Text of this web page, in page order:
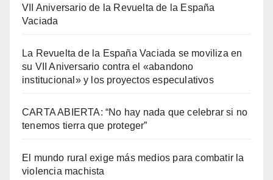
VII Aniversario de la Revuelta de la España
Vaciada
La Revuelta de la España Vaciada se moviliza en
su VII Aniversario contra el «abandono
institucional» y los proyectos especulativos
CARTA ABIERTA: “No hay nada que celebrar si no
tenemos tierra que proteger”
El mundo rural exige más medios para combatir la
violencia machista